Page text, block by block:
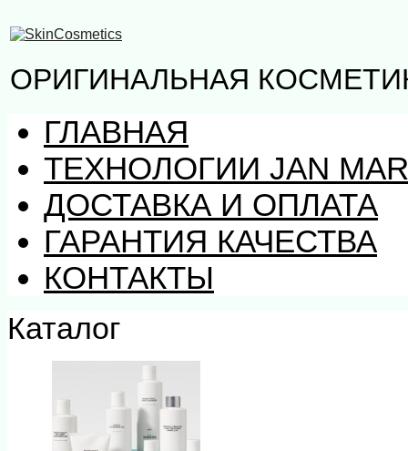
ОРИГИНАЛЬНАЯ
ГЛАВНАЯ
ТЕХНОЛОГИИ JAN
ДОСТАВКА И ОПЛАТА
ГАРАНТИЯ КАЧЕСТВА
КОНТАКТЫ
Каталог